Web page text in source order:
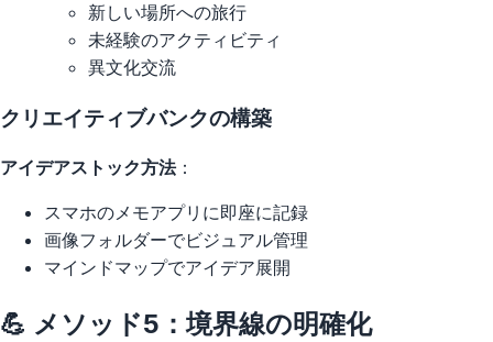
新しい場所への旅行
未経験のアクティビティ
異文化交流
クリエイティブバンクの構築
アイデアストック方法：
スマホのメモアプリに即座に記録
画像フォルダーでビジュアル管理
マインドマップでアイデア展開
💪 メソッド5：境界線の明確化